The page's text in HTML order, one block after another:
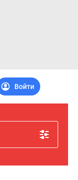
Войти